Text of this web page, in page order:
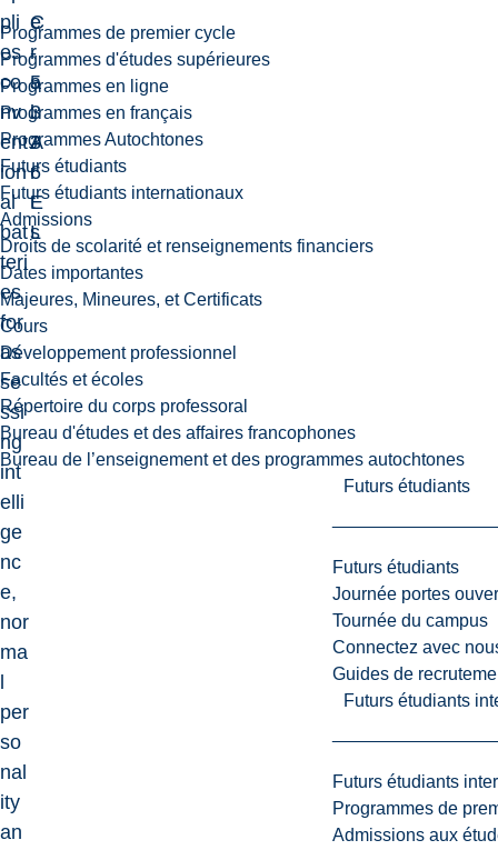
Programmes de premier cycle
Programmes d'études supérieures
Programmes en ligne
Programmes en français
Programmes Autochtones
Futurs étudiants
Futurs étudiants internationaux
Admissions
Droits de scolarité et renseignements financiers
Dates importantes
Majeures, Mineures, et Certificats
Cours
Développement professionnel
Facultés et écoles
Répertoire du corps professoral
Bureau d'études et des affaires francophones
Bureau de l’enseignement et des programmes autochtones
Futurs étudiants
Futurs étudiants
Journée portes
Tournée du campus
Connectez avec
Guides de
Futurs étudiants
Futurs étudiants
Programmes de
Admissions aux
pli
es
co
nv
ent
ion
al
bat
teri
es
for
as
se
ssi
ng
int
elli
ge
nc
e,
nor
ma
per
so
nal
ity
an
C
-
5
3
3
6
E
L
e
r
a
l
A
r
t
s